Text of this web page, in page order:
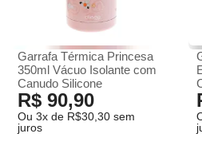
Garrafa Térmica Princesa
350ml Vácuo Isolante com
Canudo Silicone
R$ 90,90
Ou 3x de R$30,30 sem
juros